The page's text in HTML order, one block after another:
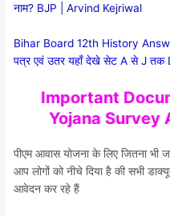
नाम? BJP | Arvind Kejriwal
Bihar Board 12th History
पत्र एवं उतर यहाँ देखे सेट A से J
Important
Yojana Survey
पीएम आवास योजना के लिए जितना भी
आप लोगों को नीचे दिया है की सभी
आवेदन कर रहे हैं